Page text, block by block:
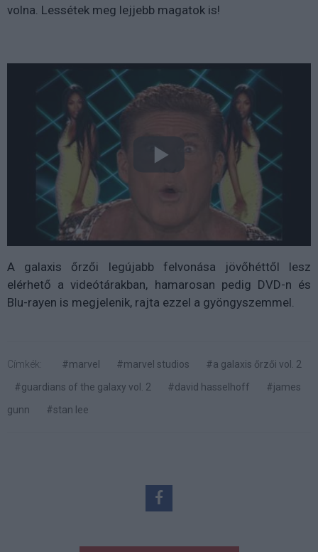
volna. Lessétek meg lejjebb magatok is!
A galaxis őrzői legújabb felvonása jövőhéttől lesz
elérhető a videótárakban, hamarosan pedig DVD-n és
Blu-rayen is megjelenik, rajta ezzel a gyöngyszemmel.
Címkék: #marvel #marvel studios
#a galaxis őrzői vol. 2
#guardians of the galaxy vol. 2
#david hasselhoff
#james
gunn
#stan lee